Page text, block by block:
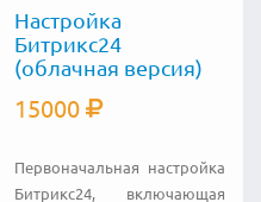
Настройка
Битрикс24
(облачная версия)
15000
Первоначальная настройка
Битрикс24, включающая